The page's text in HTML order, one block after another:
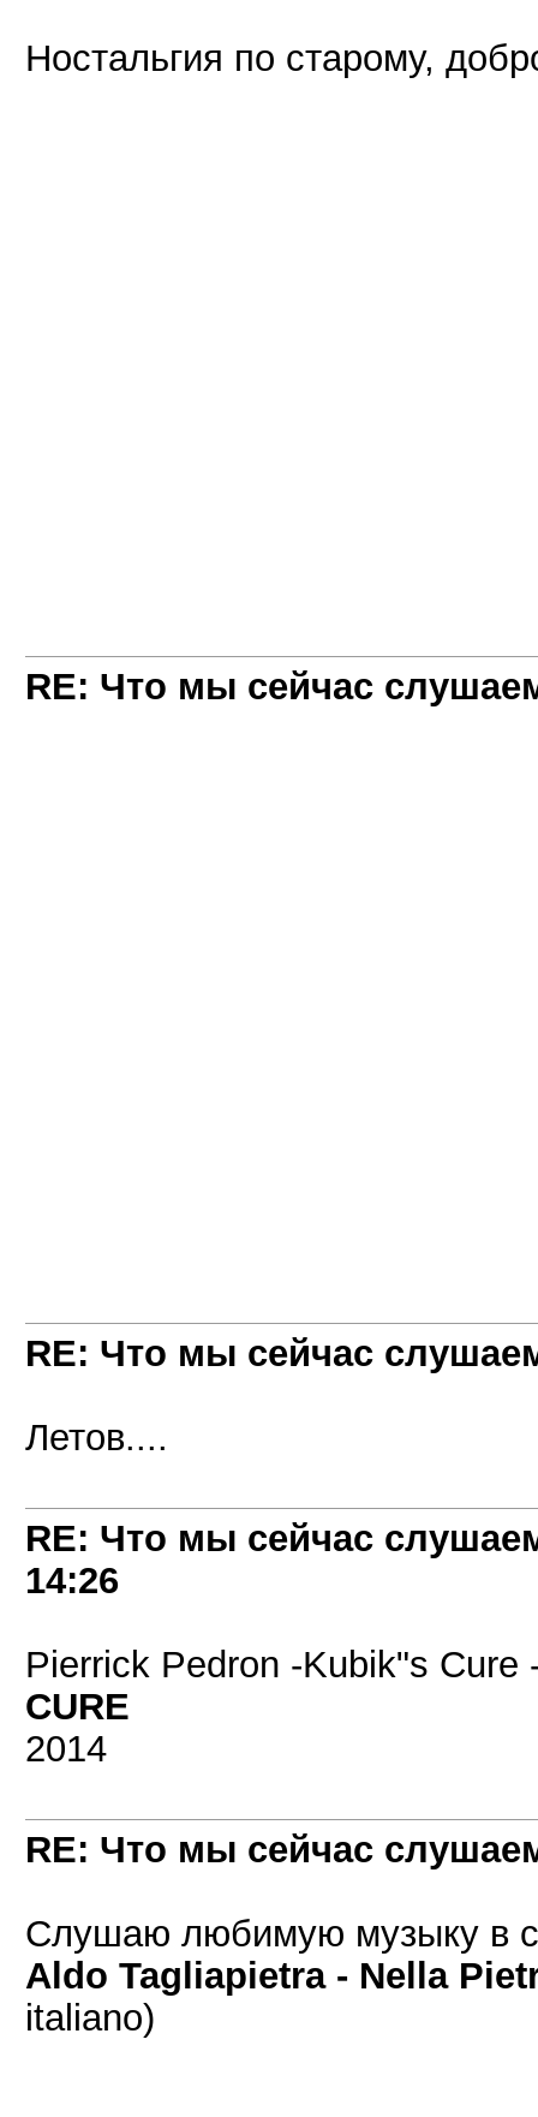
Ностальгия по старому,
RE: Что мы сейчас
RE: Что мы сейчас
Летов....
RE: Что мы сейчас
14:26
Pierrick Pedron -Kubik"s Cure
CURE
2014
RE: Что мы сейчас
Слушаю любимую музыку в
Aldo Tagliapietra - Nella
italiano)